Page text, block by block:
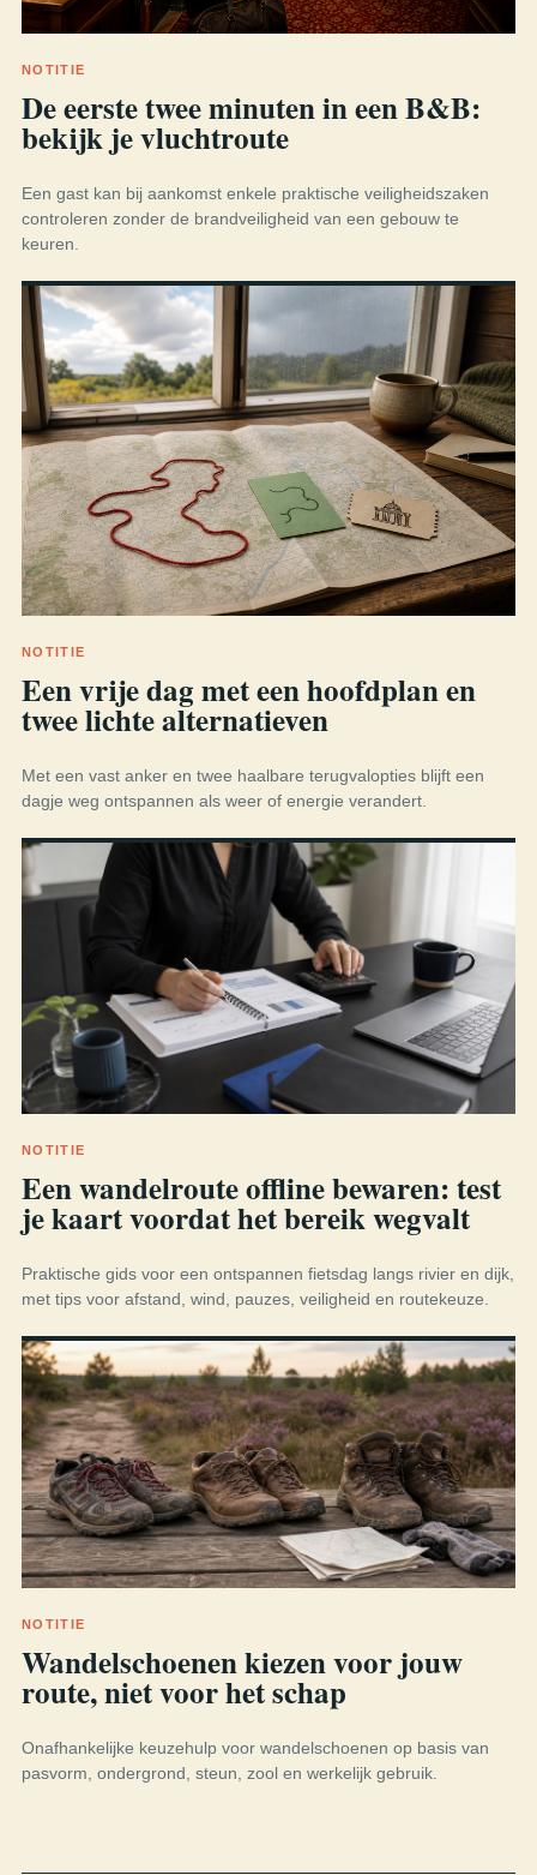
NOTITIE
De eerste twee minuten in een B&B:
bekijk je vluchtroute
Een gast kan bij aankomst enkele praktische veiligheidszaken
controleren zonder de brandveiligheid van een gebouw te
keuren.
NOTITIE
Een vrije dag met een hoofdplan en
twee lichte alternatieven
Met een vast anker en twee haalbare terugvalopties blijft een
dagje weg ontspannen als weer of energie verandert.
NOTITIE
Een wandelroute offline bewaren: test
je kaart voordat het bereik wegvalt
Praktische gids voor een ontspannen fietsdag langs rivier en dijk,
met tips voor afstand, wind, pauzes, veiligheid en routekeuze.
NOTITIE
Wandelschoenen kiezen voor jouw
route, niet voor het schap
Onafhankelijke keuzehulp voor wandelschoenen op basis van
pasvorm, ondergrond, steun, zool en werkelijk gebruik.